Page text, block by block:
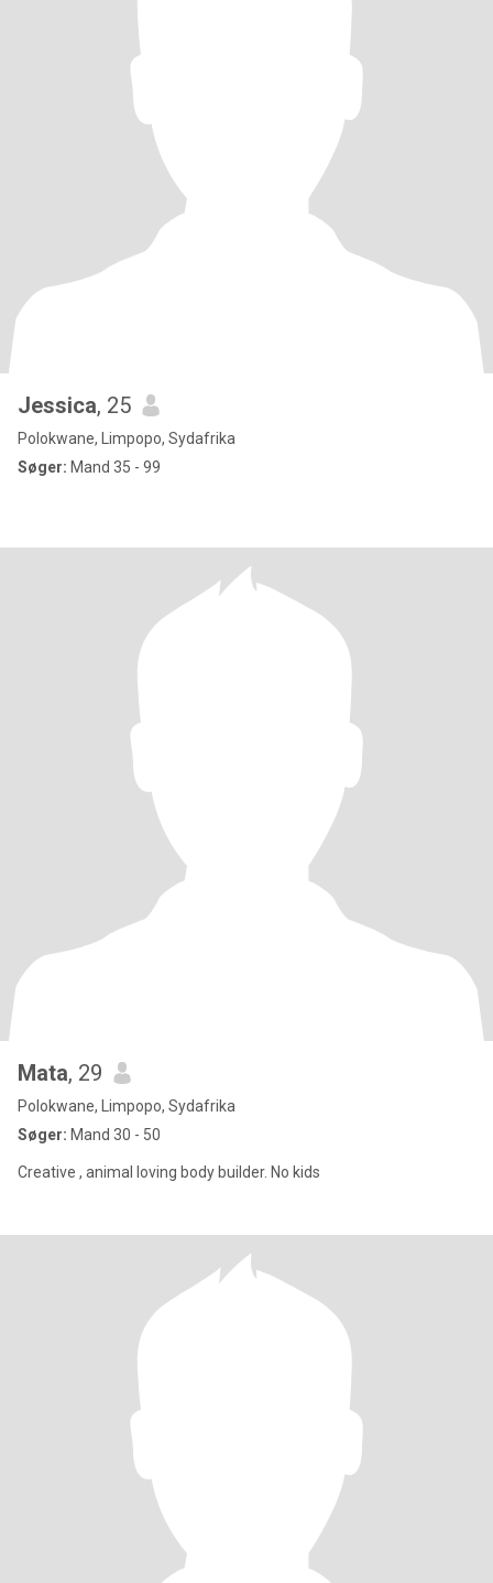
Jessica, 25
Polokwane, Limpopo, Sydafrika
Søger: Mand 35 - 99
Mata, 29
Polokwane, Limpopo, Sydafrika
Søger: Mand 30 - 50
Creative , animal loving body builder. No kids